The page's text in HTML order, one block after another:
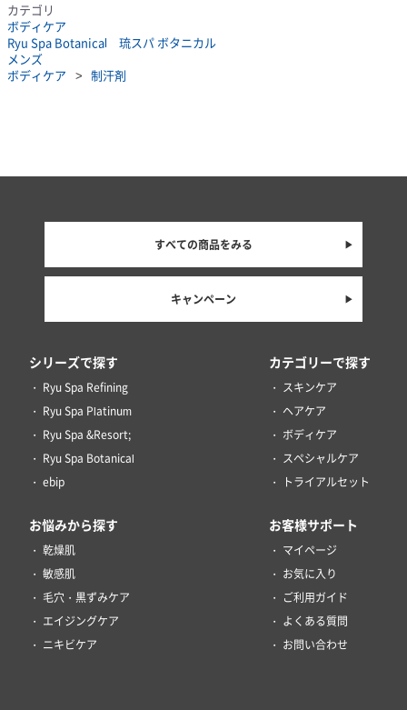
カテゴリ
ボディケア
Ryu Spa Botanical 琉スパ ボタニカル
メンズ
ボディケア
制汗剤
すべての商品をみる
キャンペーン
シリーズで探す
Ryu Spa Refining
Ryu Spa Platinum
Ryu Spa &Resort;
Ryu Spa Botanical
ebip
カテゴリーで探す
スキンケア
ヘアケア
ボディケア
スペシャルケア
トライアルセット
お悩みから探す
乾燥肌
敏感肌
毛穴・黒ずみケア
エイジングケア
ニキビケア
お客様サポート
マイページ
お気に入り
ご利用ガイド
よくある質問
お問い合わせ